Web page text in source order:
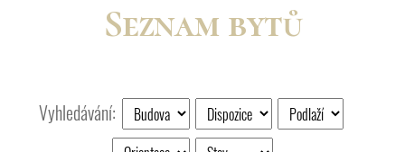
Seznam bytů
Vyhledávání: